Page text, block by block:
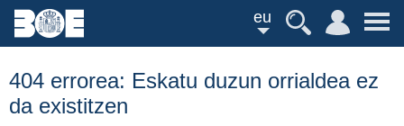
eu
404 errorea: Eskatu duzun orrialdea ez
da existitzen